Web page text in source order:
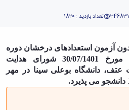
تعداد بازدید : 1820
آزمون استعدادهای درخشان دوره
دکتری مصوب جلسه 78 مورخ 30/07/1401 شورای هدایت
عتف، دانشگاه بوعلی ­سینا در مهر